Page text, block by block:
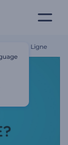
En Ligne